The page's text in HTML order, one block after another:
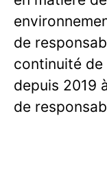
de
continuité
depuis 2019
de